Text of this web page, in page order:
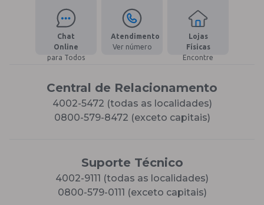
Chat
Online
para Todos
Atendimento
Ver número
Lojas
Físicas
Encontre
Central de Relacionamento
4002-5472 (todas as localidades)
0800-579-8472 (exceto capitais)
Suporte Técnico
4002-9111 (todas as localidades)
0800-579-0111 (exceto capitais)